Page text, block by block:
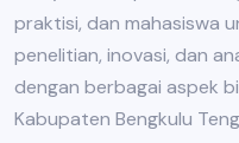
praktisi, dan mahasiswa
penelitian, inovasi, dan
dengan berbagai aspek
Kabupaten Bengkulu